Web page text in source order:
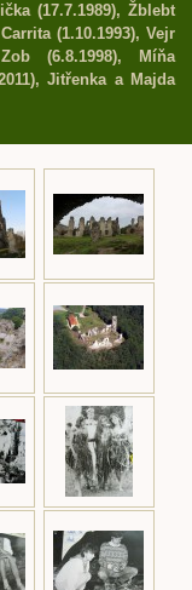
(17.7.1989), Žblebt
(1.10.1993), Vejr
(6.8.1998), Míňa
Jitřenka a Majda